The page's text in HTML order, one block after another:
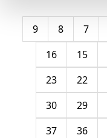
7
8
9
15
16
22
23
29
30
36
37